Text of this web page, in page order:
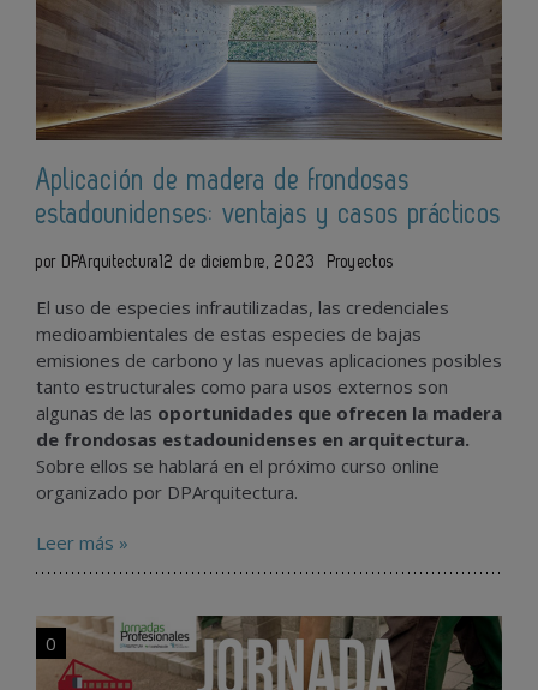
Aplicación de madera de frondosas
estadounidenses: ventajas y casos prácticos
por DPArquitectura 12 de diciembre, 2023 Proyectos
El uso de especies infrautilizadas, las credenciales
medioambientales de estas especies de bajas
emisiones de carbono y las nuevas aplicaciones posibles
tanto estructurales como para usos externos son
algunas de las oportunidades que ofrecen la madera
de frondosas estadounidenses en arquitectura.
Sobre ellos se hablará en el próximo curso online
organizado por DPArquitectura.
Leer más »
0